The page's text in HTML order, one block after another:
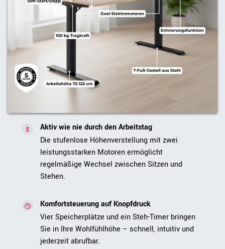
Aktiv wie nie durch den Arbeitstag
Die stufenlose Höhenverstellung mit zwei
leistungsstarken Motoren ermöglicht
regelmäßige Wechsel zwischen Sitzen und
Stehen.
Komfortsteuerung auf Knopfdruck
Vier Speicherplätze und ein Steh-Timer bringen
Sie in Ihre Wohlfühlhöhe – schnell, intuitiv und
jederzeit abrufbar.